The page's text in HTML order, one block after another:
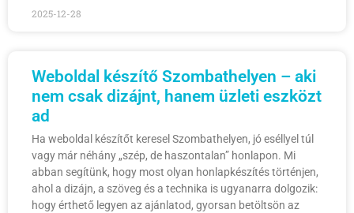
2025-12-28
Weboldal készítő Szombathelyen – aki
nem csak dizájnt, hanem üzleti eszközt
ad
Ha weboldal készítőt keresel Szombathelyen, jó eséllyel túl
vagy már néhány „szép, de haszontalan” honlapon. Mi
abban segítünk, hogy most olyan honlapkészítés történjen,
ahol a dizájn, a szöveg és a technika is ugyanarra dolgozik:
hogy érthető legyen az ajánlatod, gyorsan betöltsön az